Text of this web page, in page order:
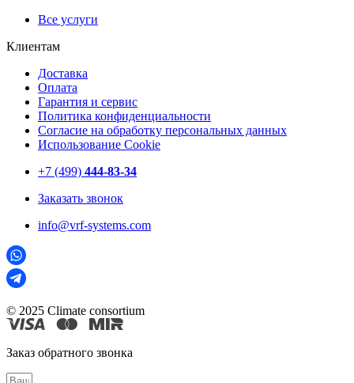
Все услуги
Клиентам
Доставка
Оплата
Гарантия и сервис
Политика конфиденциальности
Согласие на обработку персональных данных
Использование Cookie
+7 (499) 444-83-34
Заказать звонок
info@vrf-systems.com
© 2025 Climate consortium
Заказ обратного звонка